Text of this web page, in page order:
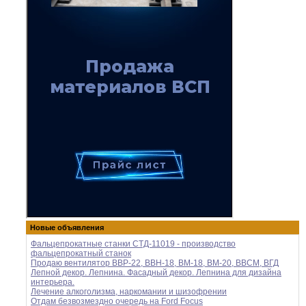
Новые объявления
Фальцепрокатные станки СТД-11019 - производство
фальцепрокатный станок
Продаю вентилятор ВВР-22, ВВН-18, ВМ-18, ВМ-20, ВВСМ, ВГД
Лепной декор. Лепнина. Фасадный декор. Лепнина для дизайна
интерьера.
Лечение алкоголизма, наркомании и шизофрении
Отдам безвозмездно очередь на Ford Focus